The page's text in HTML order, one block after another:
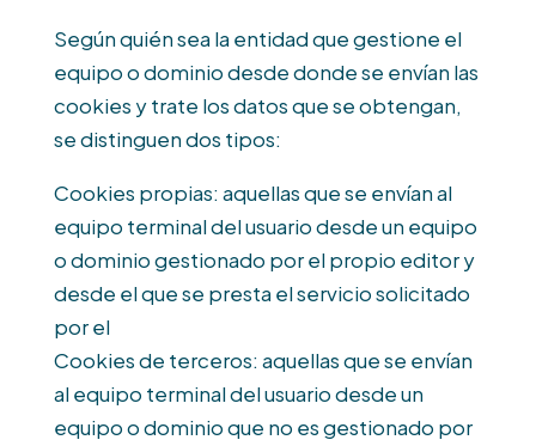
Según quién sea la entidad que gestione el
equipo o dominio desde donde se envían las
cookies y trate los datos que se obtengan,
se distinguen dos tipos:
Cookies propias: aquellas que se envían al
equipo terminal del usuario desde un equipo
o dominio gestionado por el propio editor y
desde el que se presta el servicio solicitado
por el
Cookies de terceros: aquellas que se envían
al equipo terminal del usuario desde un
equipo o dominio que no es gestionado por